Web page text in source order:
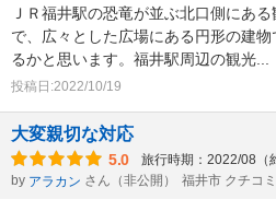
ＪＲ福井駅の恐竜が並ぶ北口側にあ
で、広々とした広場にある円形の建
るかと思います。福井駅周辺の観光
投稿日:2022/10/19
大変親切な対応
5.0 旅行時期：2022/08（
by アラカン さん（非公開） 福井市 クチコ